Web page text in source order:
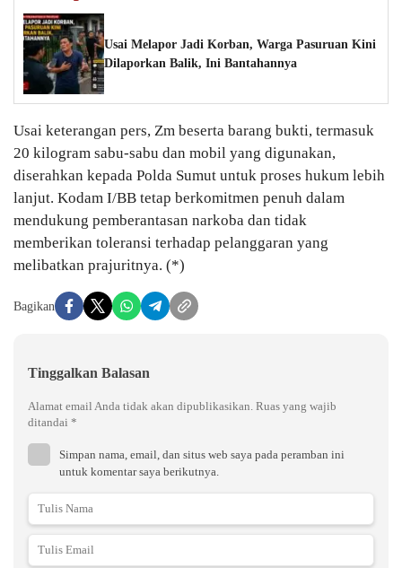
Usai Melapor Jadi Korban, Warga Pasuruan Kini
Dilaporkan Balik, Ini Bantahannya
Usai keterangan pers, Zm beserta barang bukti, termasuk
20 kilogram sabu-sabu dan mobil yang digunakan,
diserahkan kepada Polda Sumut untuk proses hukum lebih
lanjut. Kodam I/BB tetap berkomitmen penuh dalam
mendukung pemberantasan narkoba dan tidak
memberikan toleransi terhadap pelanggaran yang
melibatkan prajuritnya. (*)
Bagikan
Tinggalkan Balasan
Alamat email Anda tidak akan dipublikasikan. Ruas yang wajib
ditandai *
Simpan nama, email, dan situs web saya pada peramban ini
untuk komentar saya berikutnya.